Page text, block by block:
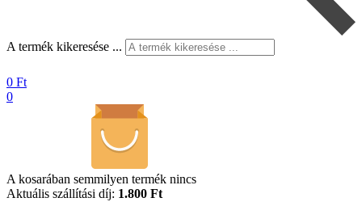
A termék kikeresése ...
0 Ft
0
A kosarában semmilyen termék nincs
Aktuális szállítási díj: 1.800 Ft